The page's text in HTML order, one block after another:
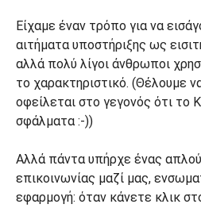
Είχαμε έναν τρόπο για να
αιτήματα υποστήριξης ως
αλλά πολύ λίγοι άνθρωποι
το χαρακτηριστικό. (Θέλουμε
οφείλεται στο γεγονός ότι το
σφάλματα :-))
Αλλά πάντα υπήρχε ένας
επικοινωνίας μαζί μας,
εφαρμογή: όταν κάνετε κλικ